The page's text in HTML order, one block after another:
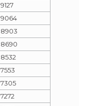
9127
9064
8903
8690
8532
7553
7305
7272